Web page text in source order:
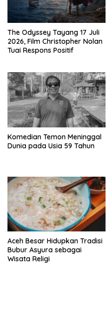
The Odyssey Tayang 17 Juli
2026, Film Christopher Nolan
Tuai Respons Positif
Komedian Temon Meninggal
Dunia pada Usia 59 Tahun
Aceh Besar Hidupkan Tradisi
Bubur Asyura sebagai
Wisata Religi